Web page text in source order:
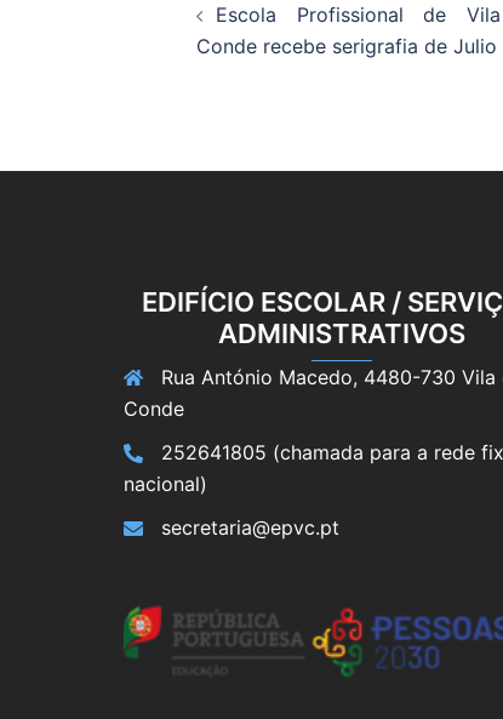
Escola Profissional de
Conde recebe serigrafia de Julio
EDIFÍCIO ESCOLAR /
ADMINISTRATIVOS
Rua António Macedo, 4480-730 Vila
Conde
252641805 (chamada para a rede
nacional)
secretaria@epvc.pt